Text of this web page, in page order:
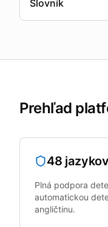
Slovník
Prehľad
48 jazykov
Plná podpora
automatickou
angličtinu.